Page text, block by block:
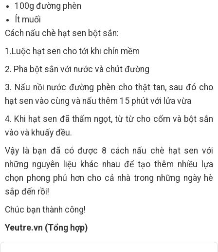
100g đường phèn
Ít muối
Cách nấu chè hạt sen bột sắn:
1.Luộc hạt sen cho tới khi chín mềm
2. Pha bột sắn với nước và chút đường
3. Nấu nồi nước đường phèn cho thật tan, sau đó cho
hạt sen vào cùng và nấu thêm 15 phút với lửa vừa
4. Khi hạt sen đã thấm ngọt, từ từ cho cốm và bột sắn
vào và khuấy đều.
Vậy là bạn đã có được 8 cách nấu chè hạt sen với
những nguyên liệu khác nhau để tạo thêm nhiều lựa
chọn phong phú hơn cho cả nhà trong những ngày hè
sắp đến rồi!
Chúc bạn thành công!
Yeutre.vn (Tổng hợp)